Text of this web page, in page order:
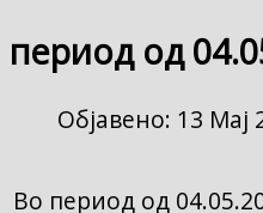
период од
Објавено: 13 Мај
Во период од